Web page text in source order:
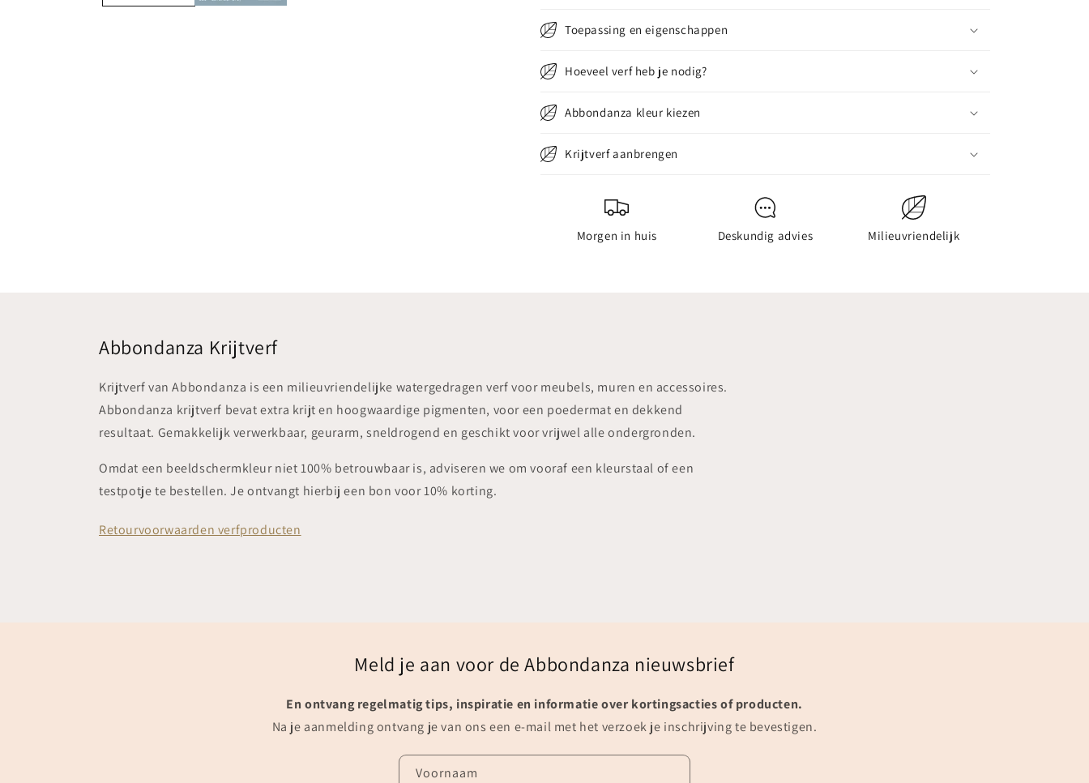
Toepassing en eigenschappen
Hoeveel verf heb je nodig?
Abbondanza kleur kiezen
Krijtverf aanbrengen
Morgen in huis Deskundig advies Milieuvriendelijk
Abbondanza Krijtverf
Krijtverf van Abbondanza is een milieuvriendelijke watergedragen verf voor meubels, muren en accessoires.
Abbondanza krijtverf bevat extra krijt en hoogwaardige pigmenten, voor een poedermat en dekkend
resultaat. Gemakkelijk verwerkbaar, geurarm, sneldrogend en geschikt voor vrijwel alle ondergronden.
Omdat een beeldschermkleur niet 100% betrouwbaar is, adviseren we om vooraf een kleurstaal of een
testpotje te bestellen. Je ontvangt hierbij een bon voor 10% korting.
Retourvoorwaarden verfproducten
Meld je aan voor de Abbondanza nieuwsbrief
En ontvang regelmatig tips, inspiratie en informatie over kortingsacties of producten.
Na je aanmelding ontvang je van ons een e-mail met het verzoek je inschrijving te bevestigen.
Voornaam